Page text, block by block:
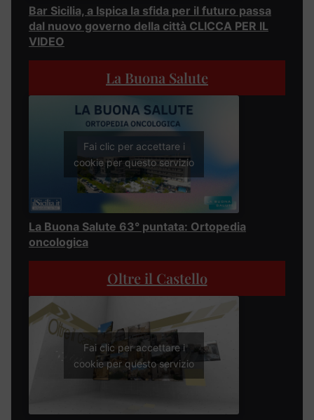
Bar Sicilia, a Ispica la sfida per il futuro passa
dal nuovo governo della città CLICCA PER IL
VIDEO
La Buona Salute
Fai clic per accettare i
cookie per questo servizio
La Buona Salute 63° puntata: Ortopedia
oncologica
Oltre il Castello
Fai clic per accettare i
cookie per questo servizio